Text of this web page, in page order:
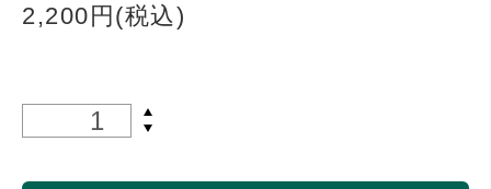
2,200円(税込)